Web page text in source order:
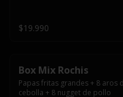
$19.990
Box Mix Rochis
Papas fritas grandes + 8 aros
cebolla + 8 nugget de pollo